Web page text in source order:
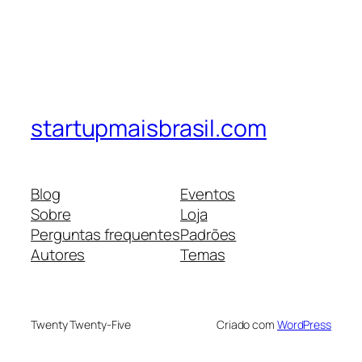
startupmaisbrasil.com
Blog
Sobre
Perguntas frequentes
Autores
Eventos
Loja
Padrões
Temas
Twenty Twenty-Five Criado com WordPress